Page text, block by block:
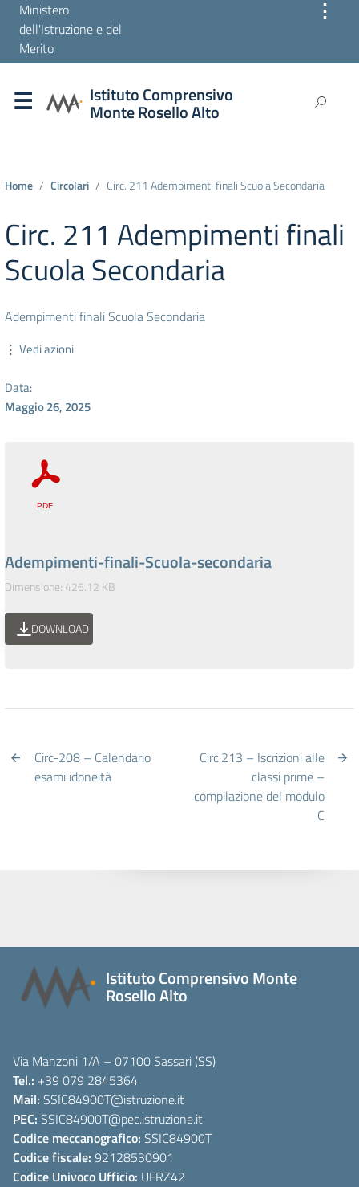
Ministero
dell'Istruzione e del
Merito
⋮
Istituto Comprensivo
Monte Rosello Alto
Home Circolari Circ. 211 Adempimenti finali Scuola Secondaria
Circ. 211 Adempimenti finali
Scuola Secondaria
Adempimenti finali Scuola Secondaria
⋮ Vedi azioni
Data:
Maggio 26, 2025
Adempimenti-finali-Scuola-secondaria
Dimensione: 426.12 KB
DOWNLOAD
Circ-208 – Calendario
esami idoneità
Circ.213 – Iscrizioni alle
classi prime –
compilazione del modulo
C
Istituto Comprensivo Monte
Rosello Alto
Via Manzoni 1/A – 07100 Sassari (SS)
Tel.: +39 079 2845364
Mail: SSIC84900T@istruzione.it
PEC: SSIC84900T@pec.istruzione.it
Codice meccanografico: SSIC84900T
Codice fiscale: 92128530901
Codice Univoco Ufficio: UFRZ42